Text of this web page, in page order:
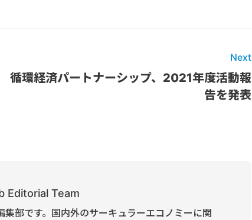
Next
循環経済パートナーシップ、2021年度活動報
告を発表
Editorial Team
部です。国内外のサーキュラーエコノミーに関